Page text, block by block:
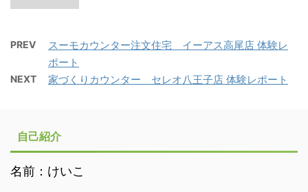
PREV
スーモカウンター注文住宅 イーアス高尾店 体験レ
ポート
NEXT 家づくりカウンター セレオ八王子店 体験レポート
自己紹介
名前：けいこ